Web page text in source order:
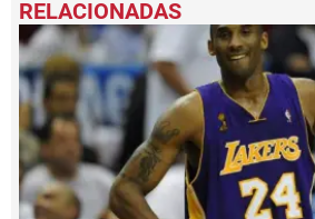
of
minute,
40
seconds